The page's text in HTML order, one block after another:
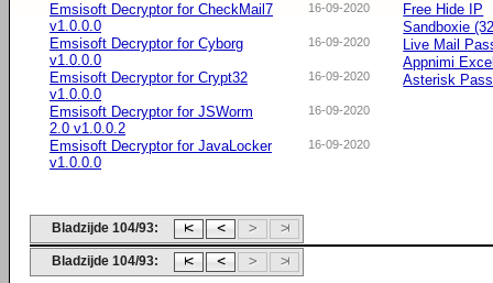
16-09-2020
Emsisoft Decryptor for CheckMail7
v1.0.0.0
16-09-2020
Emsisoft Decryptor for Cyborg
v1.0.0.0
16-09-2020
Emsisoft Decryptor for Crypt32
v1.0.0.0
16-09-2020
Emsisoft Decryptor for JSWorm
2.0 v1.0.0.2
16-09-2020
Emsisoft Decryptor for JavaLocker
v1.0.0.0
Free Hide IP
Sandboxie
Live Mail
Appnimi
Asterisk
Bladzijde 104/93:
Bladzijde 104/93: